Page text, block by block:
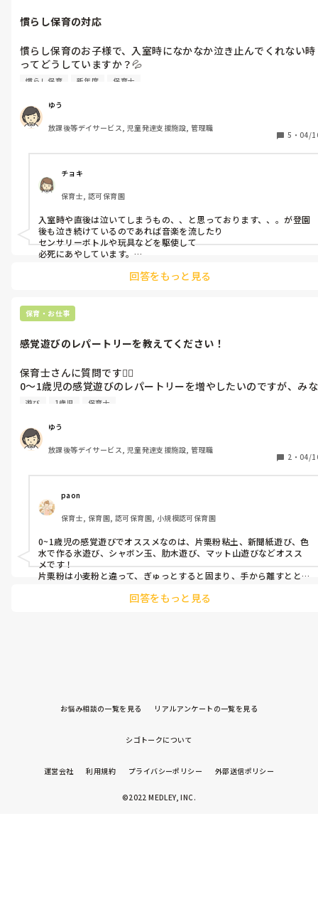
慣らし保育の対応
慣らし保育のお子様で、入室時になかなか泣き止んでくれない時
ってどうしていますか？💦
ただ抱っこしているだけでは、何も役に立てていないようで申し
何かあやす方法などあるのでしょうか😭
慣らし保育 新年度 保育士
ゆう
放課後等デイサービス, 児童発達支援施設, 管理職
5 ・ 04/
チョキ
保育士, 認可保育園
入室時や直後は泣いてしまうもの、、と思っております、、。が登園
後も泣き続けているのであれば音楽を流したり
センサリーボトルや玩具などを駆使して
必死にあやしています。
回答をもっと見る
保育・お仕事
感覚遊びのレパートリーを教えてください！
保育士さんに質問です🙋‍♀️
0〜1歳児の感覚遊びのレパートリーを増やしたいのですが、みな
さんのおすすめはありますか？
せん！
遊び 1歳児 保育士
ゆう
放課後等デイサービス, 児童発達支援施設, 管理職
2 ・ 04/
paon
保育士, 保育園, 認可保育園, 小規模認可保育園
0~1歳児の感覚遊びでオススメなのは、片栗粉粘土、新聞紙遊び、色
水で作る氷遊び、シャボン玉、肋木遊び、マット山遊びなどオスス
メです！
片栗粉は小麦粉と違って、ぎゅっとすると固まり、手から離すととろ
夏は水遊びのときに食紅を使って氷を作ると溶ける感覚が楽しめた
回答をもっと見る
お悩み相談の一覧を見る リアルアンケートの一覧を見る
シゴトークについて
運営会社 利用規約 プライバシーポリシー 外部送信ポリシー
©2022 MEDLEY, INC.